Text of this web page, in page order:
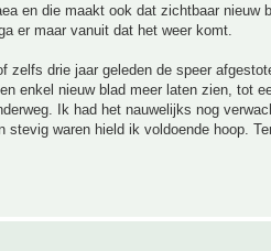
en die maakt ook dat zichtbaar nieuw
er maar vanuit dat het weer komt.
zelfs drie jaar geleden de speer
enkel nieuw blad meer laten zien, tot
Ik had het nauwelijks nog
waren hield ik voldoende hoop.